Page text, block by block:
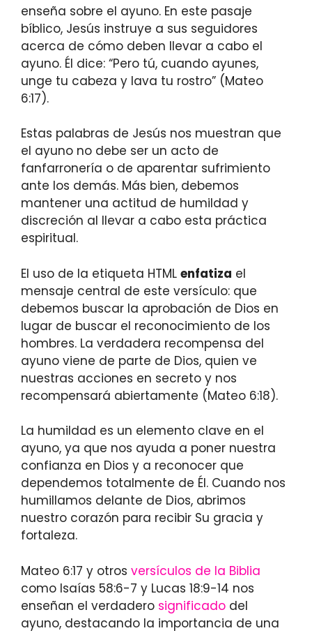
enseña sobre el ayuno. En este pasaje
bíblico, Jesús instruye a sus seguidores
acerca de cómo deben llevar a cabo el
ayuno. Él dice: “Pero tú, cuando ayunes,
unge tu cabeza y lava tu rostro” (Mateo
6:17).
Estas palabras de Jesús nos muestran que
el ayuno no debe ser un acto de
fanfarronería o de aparentar sufrimiento
ante los demás. Más bien, debemos
mantener una actitud de humildad y
discreción al llevar a cabo esta práctica
espiritual.
El uso de la etiqueta HTML enfatiza el
mensaje central de este versículo: que
debemos buscar la aprobación de Dios en
lugar de buscar el reconocimiento de los
hombres. La verdadera recompensa del
ayuno viene de parte de Dios, quien ve
nuestras acciones en secreto y nos
recompensará abiertamente (Mateo 6:18).
La humildad es un elemento clave en el
ayuno, ya que nos ayuda a poner nuestra
confianza en Dios y a reconocer que
dependemos totalmente de Él. Cuando nos
humillamos delante de Dios, abrimos
nuestro corazón para recibir Su gracia y
fortaleza.
Mateo 6:17 y otros versículos de la Biblia
como Isaías 58:6-7 y Lucas 18:9-14 nos
enseñan el verdadero significado del
ayuno, destacando la importancia de una